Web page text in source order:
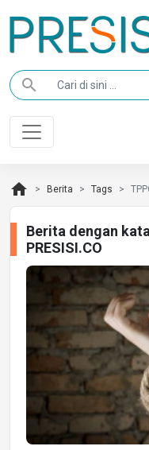
search
home Berita Tags
Berita dengan
PRESISI.CO